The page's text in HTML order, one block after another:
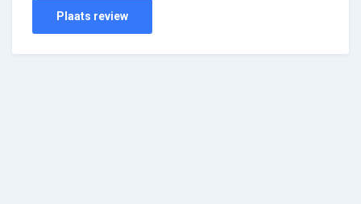
Plaats review